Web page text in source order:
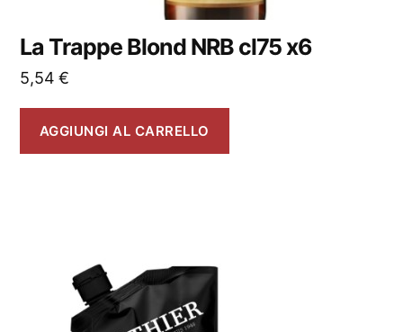
La Trappe Blond NRB cl75 x6
5,54€
AGGIUNGI AL CARRELLO